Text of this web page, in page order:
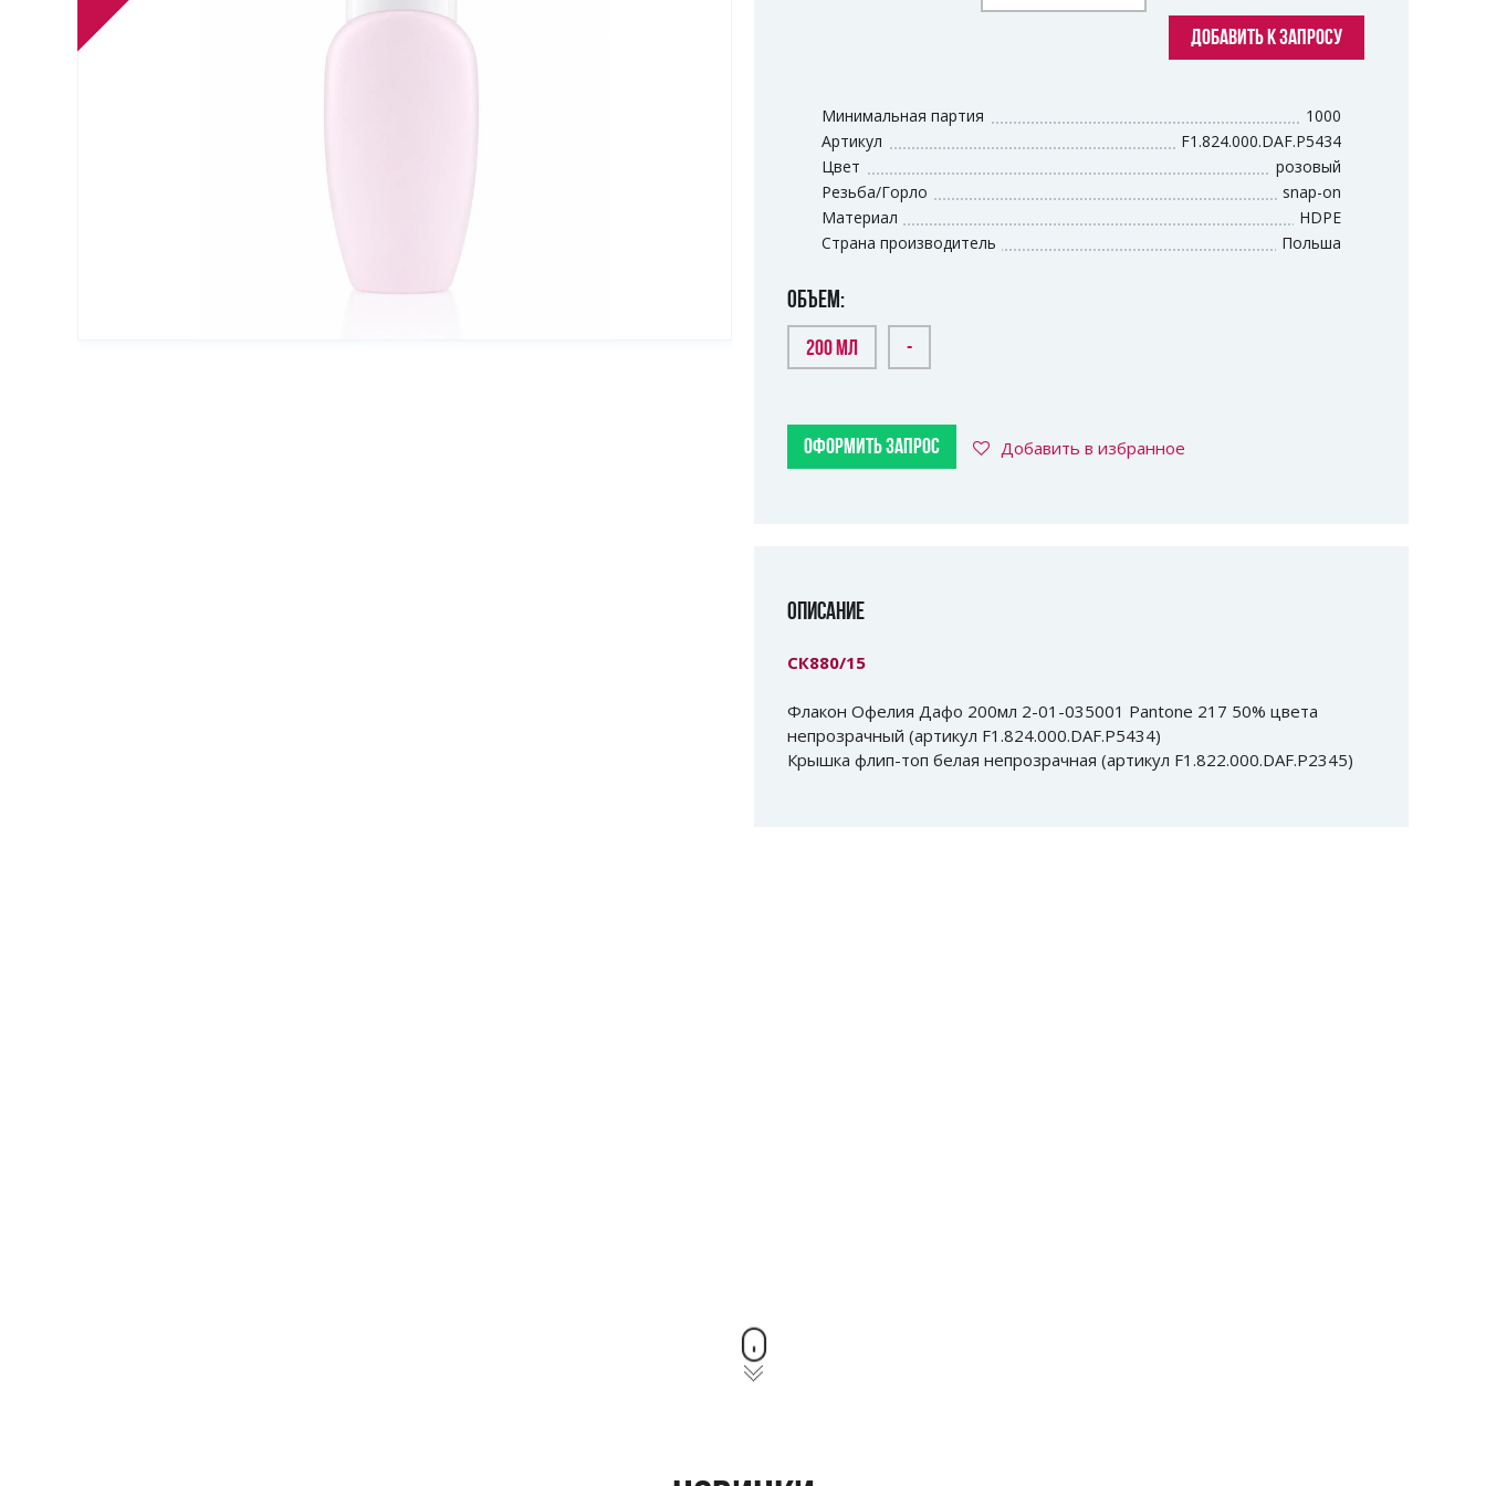
Упаковка для декоративной косметики
Другая упаковка
ДОБАВИТЬ К ЗАПРОСУ
Минимальная партия
1000
Артикул
F1.824.000.DAF.P5434
Цвет
розовый
Резьба/Горло
snap-on
Материал
HDPE
Страна производитель
Польша
ОБЪЕМ:
200 МЛ -
ОФОРМИТЬ ЗАПРОС Добавить в избранное
ОПИСАНИЕ
СК880/15
Флакон Офелия Дафо 200мл 2-01-035001 Pantone 217 50% цвета
непрозрачный (артикул F1.824.000.DAF.P5434)
Крышка флип-топ белая непрозрачная (артикул F1.822.000.DAF.P2345)